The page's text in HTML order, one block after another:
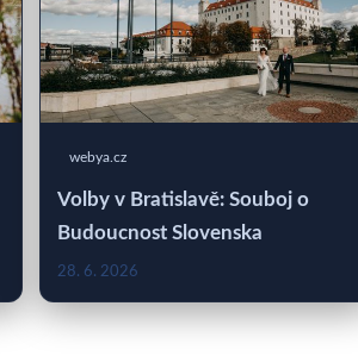
webya.cz
Volby v Bratislavě: Souboj o
Budoucnost Slovenska
28. 6. 2026